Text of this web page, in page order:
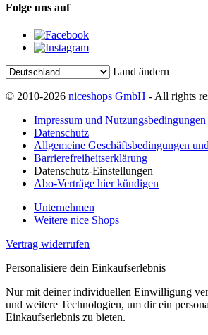
Folge uns auf
Land ändern
© 2010-2026 niceshops GmbH - All rights
Impressum und Nutzungsbedingungen
Datenschutz
Allgemeine Geschäftsbedingungen
Barrierefreiheitserklärung
Datenschutz-Einstellungen
Abo-Verträge hier kündigen
Unternehmen
Weitere nice Shops
Vertrag widerrufen
Personalisiere dein Einkaufserlebnis
Nur mit deiner individuellen Einwilligung
und weitere Technologien, um dir ein
Einkaufserlebnis zu bieten.